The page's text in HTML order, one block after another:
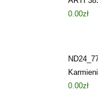
0.00zł
0.00zł